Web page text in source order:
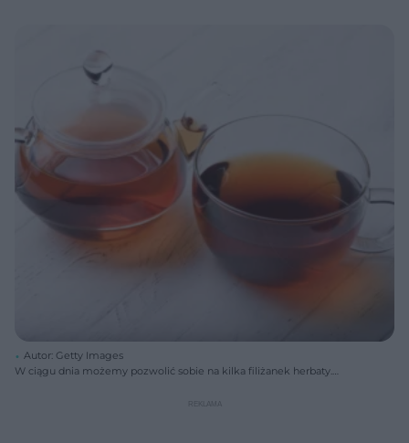
Autor: Getty Images
W ciągu dnia możemy pozwolić sobie na kilka filiżanek herbaty.
minut), ponieważ w pierwszych minutach do wody przedostaje się